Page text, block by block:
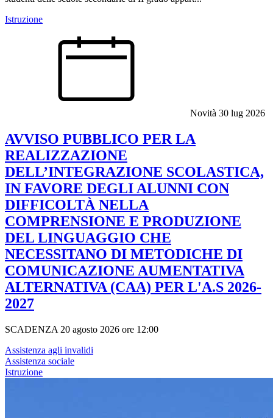
Istruzione
Novità 30 lug 2026
AVVISO PUBBLICO PER LA
REALIZZAZIONE
DELL’INTEGRAZIONE SCOLASTICA,
IN FAVORE DEGLI ALUNNI CON
DIFFICOLTÀ NELLA
COMPRENSIONE E PRODUZIONE
DEL LINGUAGGIO CHE
NECESSITANO DI METODICHE DI
COMUNICAZIONE AUMENTATIVA
ALTERNATIVA (CAA) PER L'A.S 2026-
2027
SCADENZA 20 agosto 2026 ore 12:00
Assistenza agli invalidi
Assistenza sociale
Istruzione